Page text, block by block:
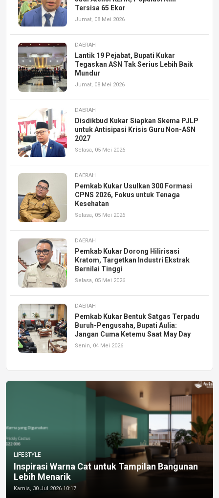
Tersisa 65 Ekor
Jumat, 08 Mei 2026
DAERAH
Lantik 19 Pejabat, Bupati Kukar
Tegaskan ASN Tak Serius Lebih Baik
Mundur
Jumat, 08 Mei 2026
DAERAH
Disdikbud Kukar Siapkan Skema PJLP
untuk Antisipasi Krisis Guru Non-ASN
2027
Selasa, 05 Mei 2026
DAERAH
Pemkab Kukar Usulkan 300 Formasi
CPNS 2026, Fokus untuk Tenaga
Kesehatan
Selasa, 05 Mei 2026
DAERAH
Pemkab Kukar Dorong Hilirisasi
Kratom, Targetkan Industri Ekstrak
Bernilai Tinggi
Selasa, 05 Mei 2026
DAERAH
Pemkab Kukar Bentuk Satgas Terpadu
Buruh-Pengusaha, Bupati Aulia:
Jangan Cuma Ketemu Saat May Day
Senin, 04 Mei 2026
LIFESTYLE
Inspirasi Warna Cat untuk Tampilan Bangunan
Lebih Menarik
Kamis, 30 Jul 2026 10:17